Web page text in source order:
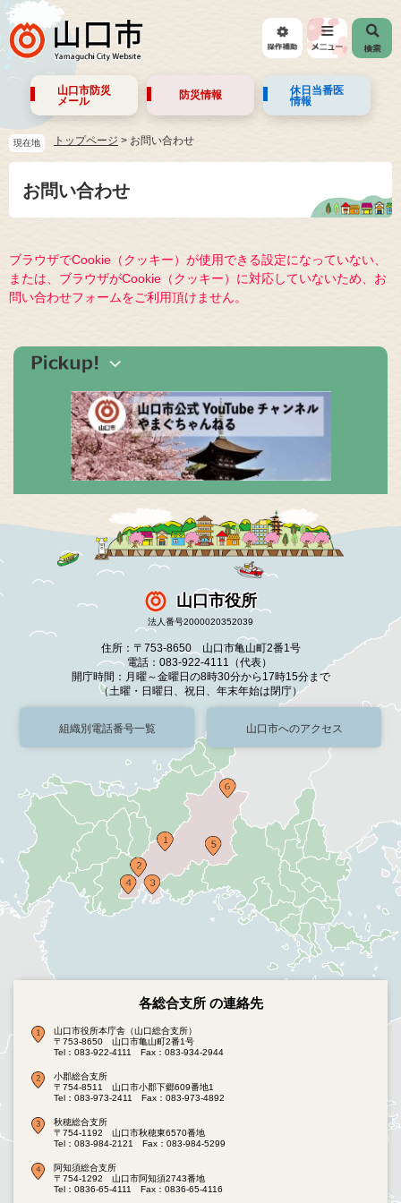
山口市防災
メール
防災情報
休日当番医
情報
現在地 トップページ > お問い合わせ
お問い合わせ
ブラウザでCookie（クッキー）が使用できる設定になっていない、
または、ブラウザがCookie（クッキー）に対応していないため、お
問い合わせフォームをご利用頂けません。
山口市役所
法人番号2000020352039
住所：〒753-8650 山口市亀山町2番1号
電話：083-922-4111（代表）
開庁時間：月曜～金曜日の8時30分から17時15分まで
（土曜・日曜日、祝日、年末年始は閉庁）
組織別電話番号一覧 山口市へのアクセス
各総合支所 の連絡先
山口市役所本庁舎（山口総合支所）
〒753-8650 山口市亀山町2番1号
Tel：083-922-4111
Fax：083-934-2944
小郡総合支所
〒754-8511 山口市小郡下郷609番地1
Tel：083-973-2411
Fax：083-973-4892
秋穂総合支所
〒754-1192 山口市秋穂東6570番地
Tel：083-984-2121
Fax：083-984-5299
阿知須総合支所
〒754-1292 山口市阿知須2743番地
Tel：0836-65-4111
Fax：0836-65-4116